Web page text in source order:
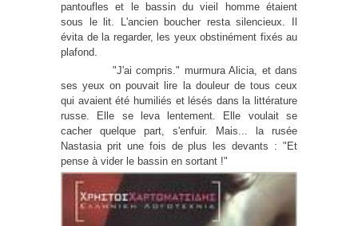
pantoufles et le bassin du vieil homme étaient
sous le lit. L'ancien boucher resta silencieux. Il
évita de la regarder, les yeux obstinément fixés au
plafond.
"J'ai compris." murmura Alicia, et dans
ses yeux on pouvait lire la douleur de tous ceux
qui avaient été humiliés et lésés dans la littérature
russe. Elle se leva lentement. Elle voulait se
cacher quelque part, s'enfuir. Mais... la rusée
Nastasia prit une fois de plus les devants : "Et
pense à vider le bassin en sortant !"